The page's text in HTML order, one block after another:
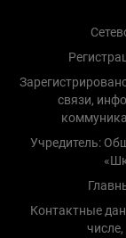
связи,
Учредитель:
Контактные